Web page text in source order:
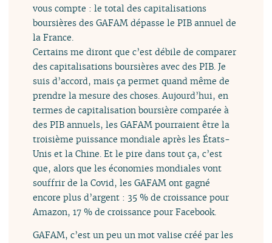
vous compte : le total des capitalisations
boursières des GAFAM dépasse le PIB annuel de
la France.
Certains me diront que c’est débile de comparer
des capitalisations boursières avec des PIB. Je
suis d’accord, mais ça permet quand même de
prendre la mesure des choses. Aujourd’hui, en
termes de capitalisation boursière comparée à
des PIB annuels, les GAFAM pourraient être la
troisième puissance mondiale après les États-
Unis et la Chine. Et le pire dans tout ça, c’est
que, alors que les économies mondiales vont
souffrir de la Covid, les GAFAM ont gagné
encore plus d’argent : 35 % de croissance pour
Amazon, 17 % de croissance pour Facebook.
GAFAM, c’est un peu un mot valise créé par les